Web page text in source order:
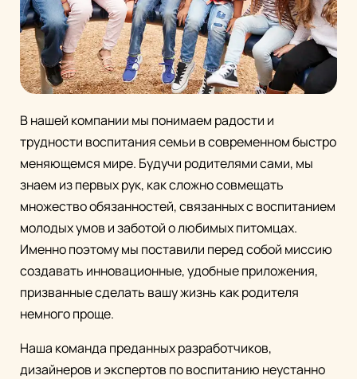
В нашей компании мы понимаем радости и
трудности воспитания семьи в современном быстро
меняющемся мире. Будучи родителями сами, мы
знаем из первых рук, как сложно совмещать
множество обязанностей, связанных с воспитанием
молодых умов и заботой о любимых питомцах.
Именно поэтому мы поставили перед собой миссию
создавать инновационные, удобные приложения,
призванные сделать вашу жизнь как родителя
немного проще.
Наша команда преданных разработчиков,
дизайнеров и экспертов по воспитанию неустанно